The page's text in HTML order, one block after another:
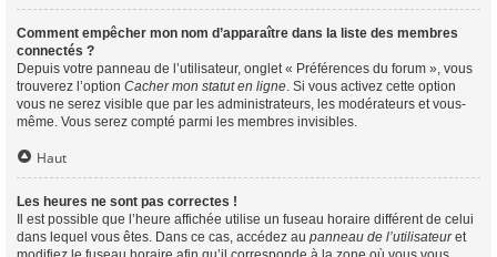
Comment empêcher mon nom d’apparaître dans la liste des membres
connectés ?
Depuis votre panneau de l’utilisateur, onglet « Préférences du forum », vous
trouverez l’option Cacher mon statut en ligne. Si vous activez cette option
vous ne serez visible que par les administrateurs, les modérateurs et vous-
même. Vous serez compté parmi les membres invisibles.
Haut
Les heures ne sont pas correctes !
Il est possible que l’heure affichée utilise un fuseau horaire différent de celui
dans lequel vous êtes. Dans ce cas, accédez au panneau de l’utilisateuret